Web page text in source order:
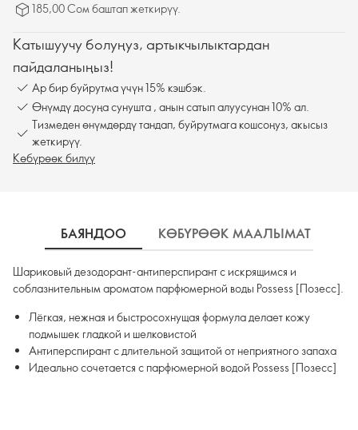
185,00 Сом баштап жеткирүү.
Катышуучу болуңуз, артыкчылыктардан
пайдаланыңыз!
Ар бир буйрутма үчүн 15% кэшбэк.
Өнүмдү досуңа сунушта , анын сатып алуусунан 10% ал.
Тизмеден өнүмдөрдү тандап, буйрутмага кошсоңуз, акысыз
жеткирүү.
Көбүрөөк билүү
БАЯНДОО КӨБҮРӨӨК МААЛЫМАТ
Шариковый дезодорант-антиперспирант с искрящимся и
соблазнительным ароматом парфюмерной воды Possess [Позесс].
Лёгкая, нежная и быстросохнущая формула делает кожу
подмышек гладкой и шелковистой
Антиперспирант с длительной защитой от неприятного запаха
Идеально сочетается с парфюмерной водой Possess [Позесс]